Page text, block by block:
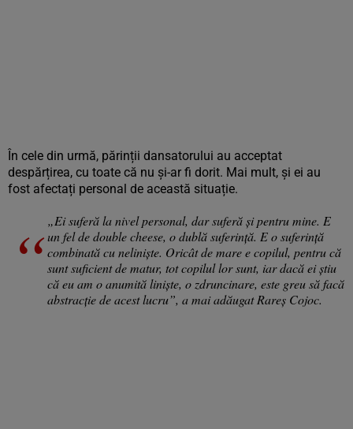
În cele din urmă, părinții dansatorului au acceptat
despărțirea, cu toate că nu și-ar fi dorit. Mai mult, și ei au
fost afectați personal de această situație.
„Ei suferă la nivel personal, dar suferă și pentru mine. E
un fel de double cheese, o dublă suferință. E o suferință
combinată cu neliniște. Oricât de mare e copilul, pentru că
sunt suficient de matur, tot copilul lor sunt, iar dacă ei știu
că eu am o anumită liniște, o zdruncinare, este greu să facă
abstracție de acest lucru”, a mai adăugat Rareș Cojoc.